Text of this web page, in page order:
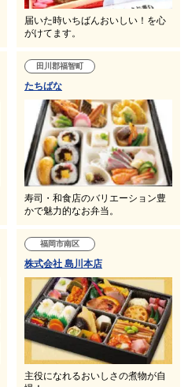
届いた時いちばんおいしい！を心
がけてます。
田川郡福智町
たちばな
寿司・和食店のバリエーション豊
かで魅力的なお弁当。
福岡市南区
株式会社 島川本店
主役になれるおいしさの煮物が自